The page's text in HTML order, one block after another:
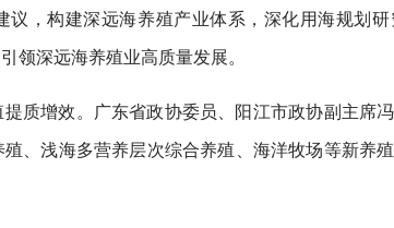
议，构建深远海养殖产业体系，深化用海规划
领深远海养殖业高质量发展。
质增效。广东省政协委员、阳江市政协副主席
、浅海多营养层次综合养殖、海洋牧场等新养